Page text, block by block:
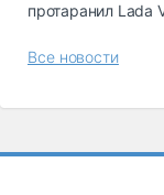
протаранил Lada
Все новости